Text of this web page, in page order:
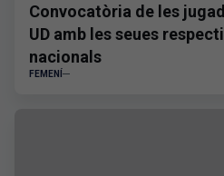
Convocatòria de les
UD amb les seues
nacionals
FEMENÍ